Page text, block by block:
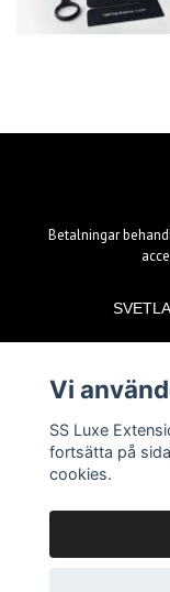
Betalningar
Vi
SS Luxe
fortsätta på
cookies.